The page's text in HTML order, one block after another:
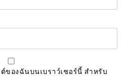
ของฉันบนเบราว์เซอร์นี้ สำหรับ